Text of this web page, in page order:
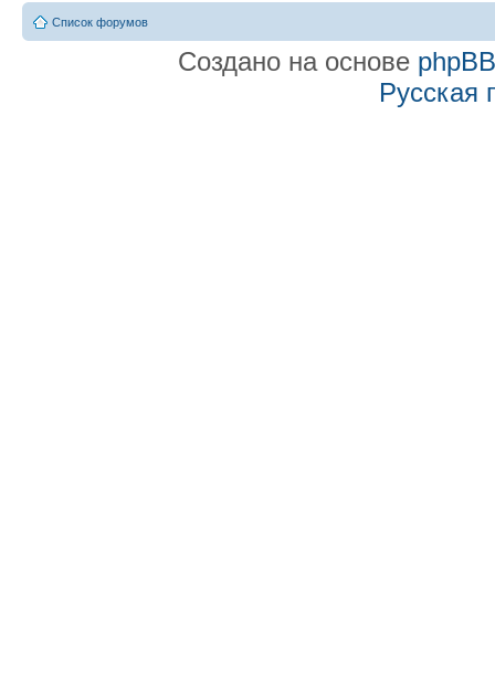
Список форумов
Создано на основе phpBB
Русская